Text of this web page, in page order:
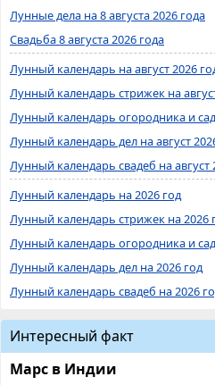
Лунные дела на 8 августа 2026 года
Свадьба 8 августа 2026 года
Лунный календарь на август 2026
Лунный календарь стрижек на
Лунный календарь огородника и
Лунный календарь дел на август
Лунный календарь свадеб на август
Лунный календарь на 2026 год
Лунный календарь стрижек на 2026
Лунный календарь огородника и
Лунный календарь дел на 2026 год
Лунный календарь свадеб на 2026
Интересный факт
Марс в Индии